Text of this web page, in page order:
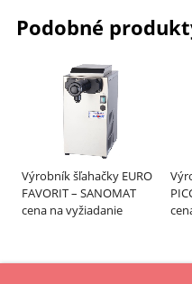
Podobné
Výrobník šľahačky EURO
FAVORIT – SANOMAT
cena na vyžiadanie